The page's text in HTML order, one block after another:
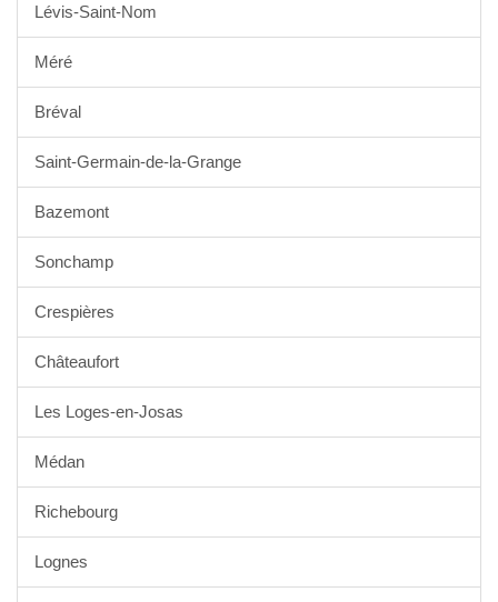
Lévis-Saint-Nom
Méré
Bréval
Saint-Germain-de-la-Grange
Bazemont
Sonchamp
Crespières
Châteaufort
Les Loges-en-Josas
Médan
Richebourg
Lognes